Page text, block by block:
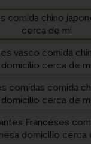
comida chino
cerca de mi
vasco comida
domicilio cerca de mi
comidas comida
domicilio cerca de mi
Francéses
domicilio cerca